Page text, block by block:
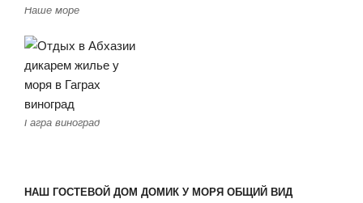
Наше море
Гагра виноград
НАШ ГОСТЕВОЙ ДОМ ДОМИК У МОРЯ ОБЩИЙ ВИД